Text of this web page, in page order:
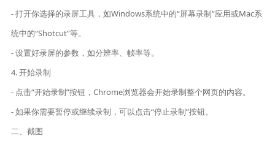
- 打开你选择的录屏工具，如Windows系统中的“屏幕录制”应用或Mac系
统中的“Shotcut”等。
- 设置好录屏的参数，如分辨率、帧率等。
4. 开始录制
- 点击“开始录制”按钮，Chrome浏览器会开始录制整个网页的内容。
- 如果你需要暂停或继续录制，可以点击“停止录制”按钮。
二、截图